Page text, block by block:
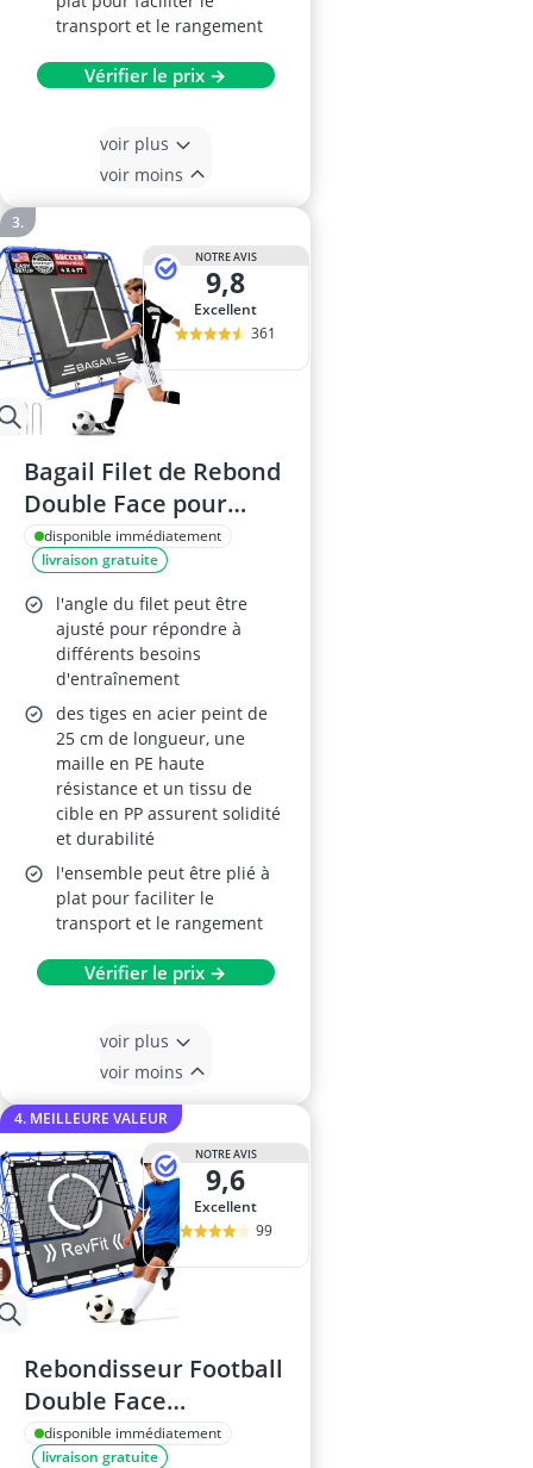
transport et le rangement
Vérifier le prix →
voir plus
voir moins
NOTRE AVIS
9,8
Excellent
361
Bagail Filet de Rebond
Double Face pour
Football - But Portable
de Jardin, Structure
Pliable, Angle Réglable
disponible immédiatement
livraison gratuite
l'angle du filet peut être
ajusté pour répondre à
différents besoins
d'entraînement
des tiges en acier peint de
25 cm de longueur, une
maille en PE haute
résistance et un tissu de
cible en PP assurent solidité
et durabilité
l'ensemble peut être plié à
plat pour faciliter le
transport et le rangement
Vérifier le prix →
voir plus
voir moins
4. MEILLEURE VALEUR
NOTRE AVIS
9,6
Excellent
99
Rebondisseur Football
Double Face
80/100/120 cm
disponible immédiatement
livraison gratuite